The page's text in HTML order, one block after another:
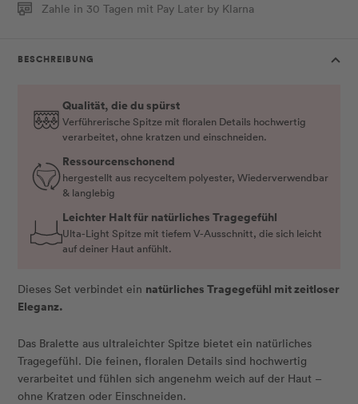
Zahle in 30 Tagen mit Pay Later by Klarna
BESCHREIBUNG
Qualität, die du spürst
Verführerische Spitze mit floralen Details hochwertig
verarbeitet, ohne kratzen und einschneiden.
Ressourcenschonend
hergestellt aus recyceltem polyester, Wiederverwendbar
& langlebig
Leichter Halt für natürliches Tragegefühl
Ulta-Light Spitze mit tiefem V-Ausschnitt, die sich leicht
auf deiner Haut anfühlt.
Dieses Set verbindet ein natürliches Tragegefühl mit zeitloser
Eleganz.
Das Bralette aus ultraleichter Spitze bietet ein natürliches
Tragegefühl. Die feinen, floralen Details sind hochwertig
verarbeitet und fühlen sich angenehm weich auf der Haut –
ohne Kratzen oder Einschneiden.